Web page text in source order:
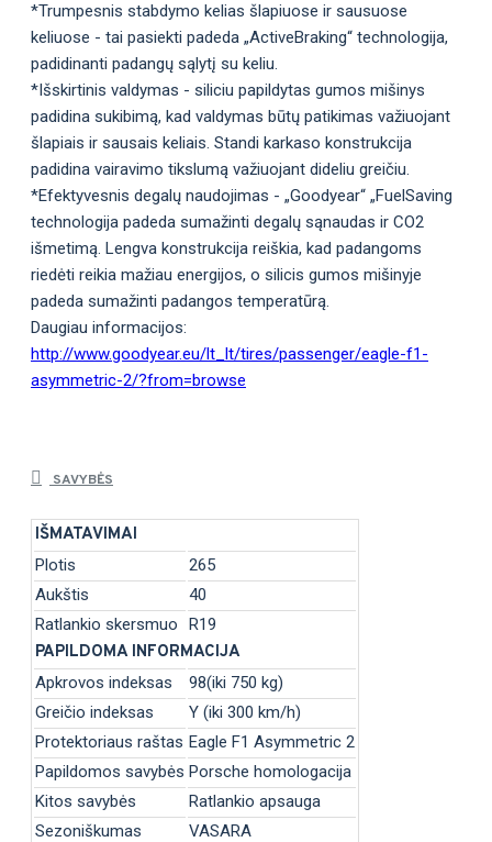
*Trumpesnis stabdymo kelias šlapiuose ir sausuose
keliuose - tai pasiekti padeda „ActiveBraking“ technologija,
padidinanti padangų sąlytį su keliu.
*Išskirtinis valdymas - siliciu papildytas gumos mišinys
padidina sukibimą, kad valdymas būtų patikimas važiuojant
šlapiais ir sausais keliais. Standi karkaso konstrukcija
padidina vairavimo tikslumą važiuojant dideliu greičiu.
*Efektyvesnis degalų naudojimas - „Goodyear“ „FuelSaving
technologija padeda sumažinti degalų sąnaudas ir CO2
išmetimą. Lengva konstrukcija reiškia, kad padangoms
riedėti reikia mažiau energijos, o silicis gumos mišinyje
padeda sumažinti padangos temperatūrą.
Daugiau informacijos:
http://www.goodyear.eu/lt_lt/tires/passenger/eagle-f1-
asymmetric-2/?from=browse
SAVYBĖS
IŠMATAVIMAI
Plotis
265
Aukštis
40
Ratlankio skersmuo
R19
PAPILDOMA INFORMACIJA
Apkrovos indeksas
98(iki 750 kg)
Greičio indeksas
Y (iki 300 km/h)
Protektoriaus raštas Eagle F1 Asymmetric 2
Papildomos savybės Porsche homologacija
Kitos savybės
Ratlankio apsauga
Sezoniškumas
VASARA